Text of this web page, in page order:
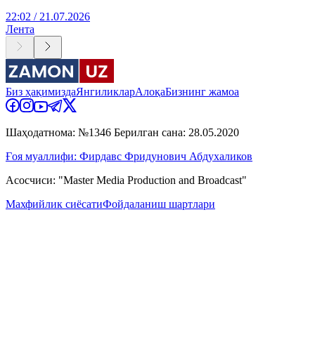
22:02 / 21.07.2026
Лента
Биз ҳақимиздаЯнгиликларАлоқаБизнинг жамоа
Шаҳодатнома: №1346 Берилган сана: 28.05.2020
Ғоя муаллифи: Фирдавс Фридунович Абдухаликов
Асосчиси: "Master Media Production and Broadcast"
Махфийлик сиёсатиФойдаланиш шартлари